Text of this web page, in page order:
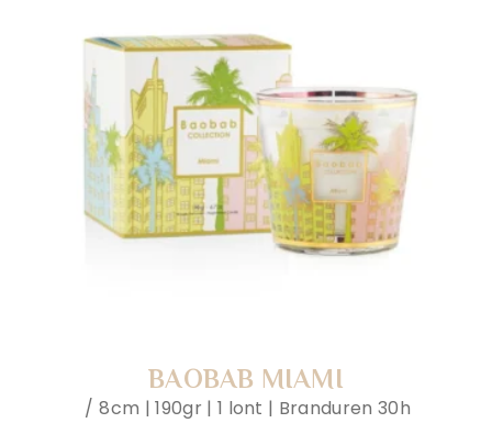
BAOBAB MIAMI
8cm | 190gr | 1 lont | Branduren 30h